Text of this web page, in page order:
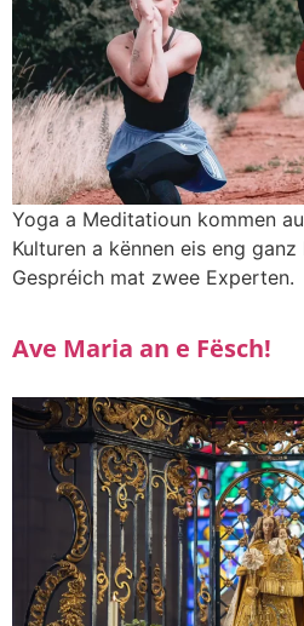
Yoga a Meditatioun kommen
Kulturen a kënnen eis eng
Gespréich mat zwee Experten.
Ave Maria an e Fësch!